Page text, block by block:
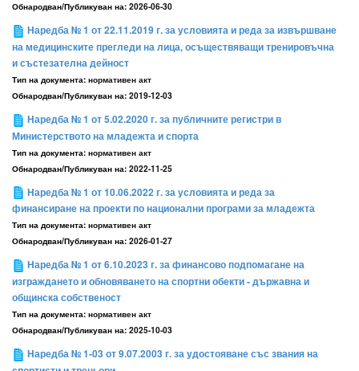
Обнародван/Публикуван на: 2026-06-30
Наредба № 1 от 22.11.2019 г. за условията и реда за извършване
на медицинските прегледи на лица, осъществяващи тренировъчна
и състезателна дейност
Тип на документа: нормативен акт
Обнародван/Публикуван на: 2019-12-03
Наредба № 1 от 5.02.2020 г. за публичните регистри в
Министерството на младежта и спорта
Тип на документа: нормативен акт
Обнародван/Публикуван на: 2022-11-25
Наредба № 1 от 10.06.2022 г. за условията и реда за
финансиране на проекти по национални програми за младежта
Тип на документа: нормативен акт
Обнародван/Публикуван на: 2026-01-27
Наредба № 1 от 6.10.2023 г. за финансово подпомагане на
изграждането и обновяването на спортни обекти - държавна и
общинска собственост
Тип на документа: нормативен акт
Обнародван/Публикуван на: 2025-10-03
Наредба № 1-03 от 9.07.2003 г. за удостояване със звания на